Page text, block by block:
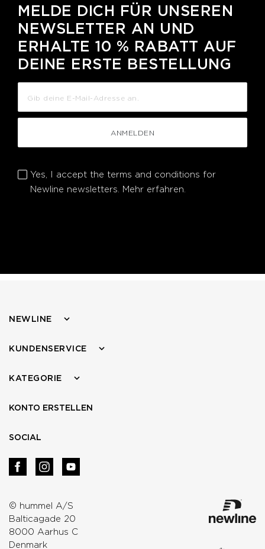
MELDE DICH FÜR UNSEREN
NEWSLETTER AN UND
ERHALTE 10 % RABATT AUF
DEINE ERSTE BESTELLUNG
ANMELDEN
Yes, I accept the terms and conditions for
Newline newsletters. Mehr erfahren.
© hummel A/S
Balticagade 20
8000 Aarhus C
Denmark
NEWLINE
KUNDENSERVICE
KATEGORIE
KONTO ERSTELLEN
SOCIAL